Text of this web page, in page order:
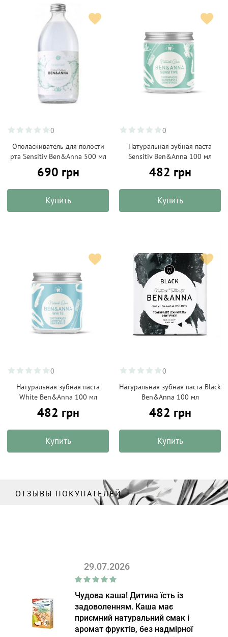
0
Ополаскиватель для полости
рта Sensitiv Ben&Anna 500 мл
690 грн
Купить
0
Натуральная зубная паста
Sensitiv Ben&Anna 100 мл
482 грн
Купить
0
Натуральная зубная паста
White Ben&Anna 100 мл
482 грн
Купить
0
Натуральная зубная паста Black
Ben&Anna 100 мл
482 грн
Купить
ОТЗЫВЫ ПОКУПАТЕЛЕЙ
29.07.2026
Чудова каша! Дитина їсть із
задоволенням. Каша має
приємний натуральний смак і
аромат фруктів, без надмірної